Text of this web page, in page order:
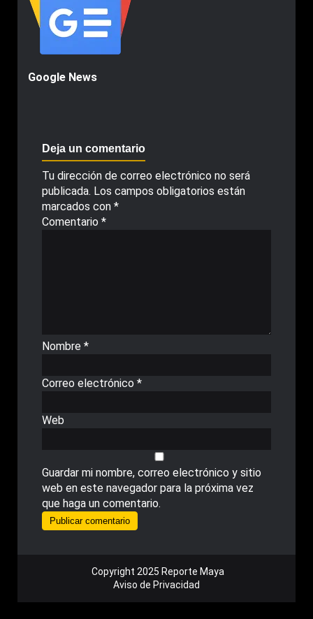
Google News
Deja un comentario
Tu dirección de correo electrónico no será
publicada. Los campos obligatorios están
marcados con *
Comentario *
Nombre *
Correo electrónico *
Web
Guardar mi nombre, correo electrónico y sitio
web en este navegador para la próxima vez
que haga un comentario.
Copyright 2025 Reporte Maya
Aviso de Privacidad